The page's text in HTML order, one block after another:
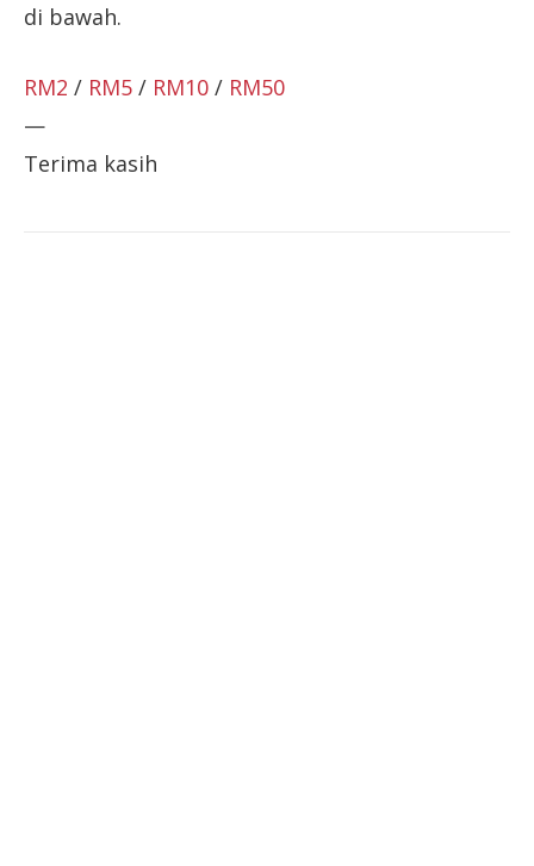
di bawah.
RM2 / RM5 / RM10 / RM50
—
Terima kasih